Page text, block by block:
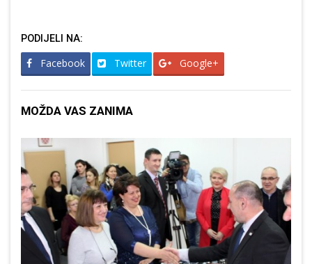
PODIJELI NA:
Facebook Twitter Google+
MOŽDA VAS ZANIMA